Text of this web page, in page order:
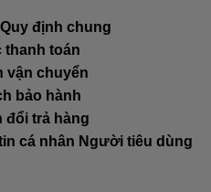
định chung
thanh toán
vận chuyển
bảo hành
đổi trả hàng
cá nhân Người tiêu dùng